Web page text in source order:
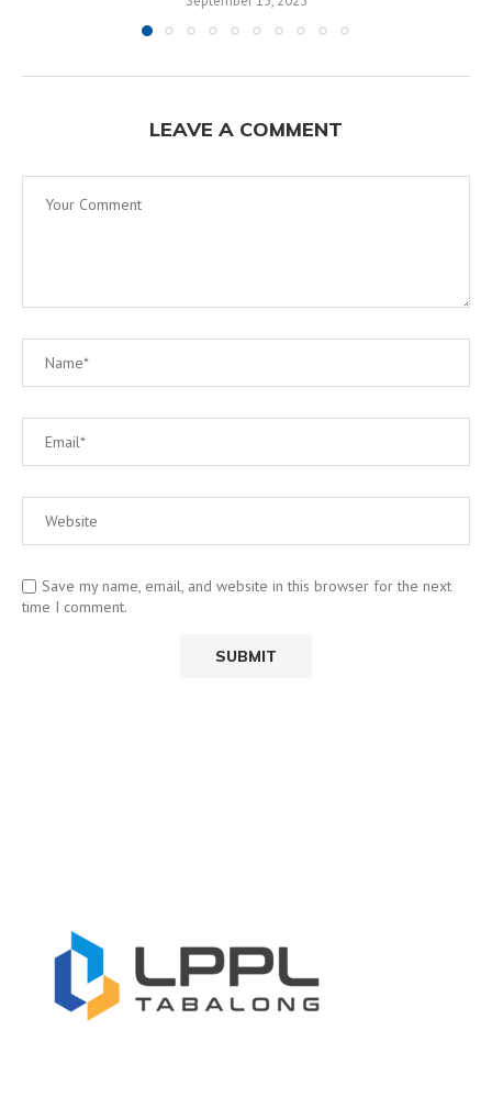
LEAVE A COMMENT
Save my name, email, and website in this browser for the next
time I comment.